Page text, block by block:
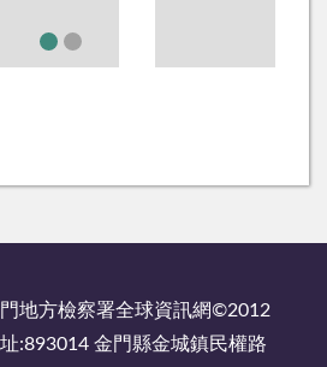
地方檢察署全球資訊網©2012
:893014 金門縣金城鎮民權路